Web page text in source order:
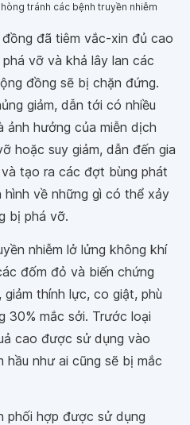
tránh các bệnh truyền nhiễm
đã tiêm vắc-xin đủ cao
vỡ và khả lây lan các
đồng sẽ bị chặn đứng.
giảm, dẫn tới có nhiều
ảnh hưởng của miễn dịch
hoặc suy giảm, dẫn đến gia
tạo ra các đợt bùng phát
hình về những gì có thể xảy
bị phá vỡ.
nhiễm lở lửng không khí
đốm đỏ và biến chứng
thính lực, co giật, phù
30% mắc sởi. Trước loại
cao được sử dụng vào
hầu như ai cũng sẽ bị mắc
phối hợp được sử dụng